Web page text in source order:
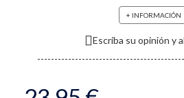
+ INFORMACIÓN
Escriba su opinión y